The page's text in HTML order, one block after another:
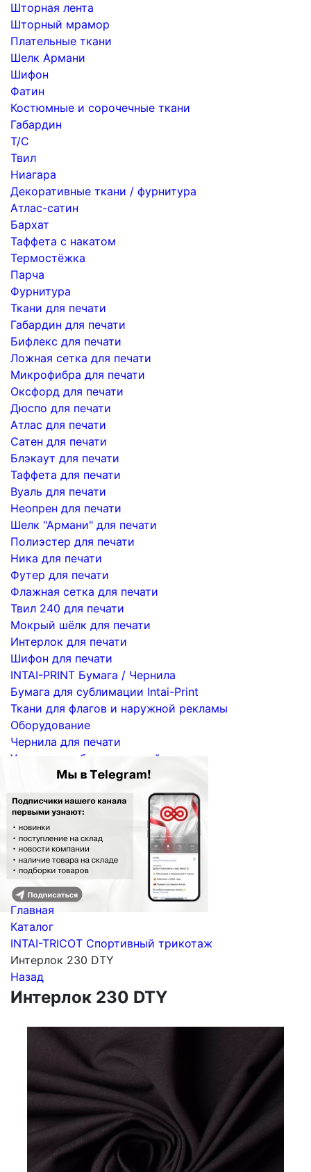
Шторная лента
Шторный мрамор
Плательные ткани
Шелк Армани
Шифон
Фатин
Костюмные и сорочечные ткани
Габардин
Т/С
Твил
Ниагара
Декоративные ткани / фурнитура
Атлас-сатин
Бархат
Таффета с накатом
Термостёжка
Парча
Фурнитура
Ткани для печати
Габардин для печати
Бифлекс для печати
Ложная сетка для печати
Микрофибра для печати
Оксфорд для печати
Дюспо для печати
Атлас для печати
Сатен для печати
Блэкаут для печати
Таффета для печати
Вуаль для печати
Неопрен для печати
Шелк "Армани" для печати
Полиэстер для печати
Ника для печати
Футер для печати
Флажная сетка для печати
Твил 240 для печати
Мокрый шёлк для печати
Интерлок для печати
Шифон для печати
INTAI-PRINT Бумага / Чернила
Бумага для сублимации Intai-Print
Ткани для флагов и наружной рекламы
Оборудование
Чернила для печати
Услуги по сублимационной печати
Главная
Каталог
INTAI-TRICOT Спортивный трикотаж
Интерлок 230 DTY
Назад
Интерлок 230 DTY